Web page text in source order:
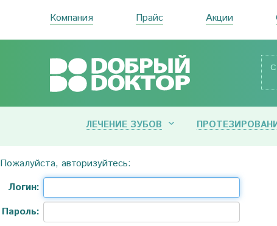
Компания Прайс Акции
ЛЕЧЕНИЕ ЗУБОВ
Пожалуйста, авторизуйтесь:
Логин:
Пароль: